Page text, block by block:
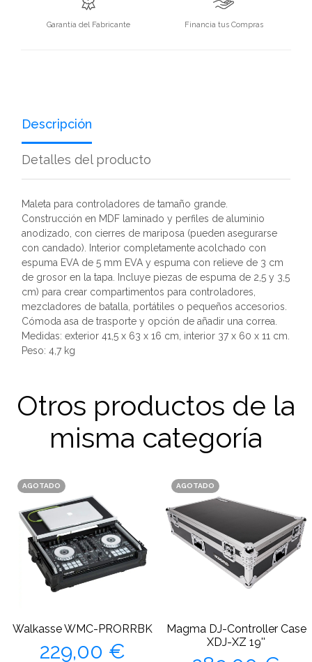
Garantía del Fabricante Financia tus Compras
Descripción
Detalles del producto
Maleta para controladores de tamaño grande.
Construcción en MDF laminado y perfiles de aluminio
anodizado, con cierres de mariposa (pueden asegurarse
con candado). Interior completamente acolchado con
espuma EVA de 5 mm EVA y espuma con relieve de 3 cm
de grosor en la tapa. Incluye piezas de espuma de 2,5 y 3,5
cm) para crear compartimentos para controladores,
mezcladores de batalla, portátiles o pequeños accesorios.
Cómoda asa de trasporte y opción de añadir una correa.
Medidas: exterior 41,5 x 63 x 16 cm, interior 37 x 60 x 11 cm.
Peso: 4,7 kg
Otros productos de la
misma categoría
AGOTADO
Walkasse WMC-PRORRBK
Precio
229,00 €
AGOTADO
Magma DJ-Controller Case
XDJ-XZ 19''